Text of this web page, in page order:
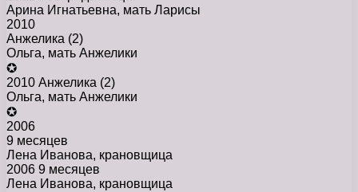
Арина Игнатьевна, мать Ларисы
2010
Анжелика (2)
Ольга, мать Анжелики
✪
2010 Анжелика (2)
Ольга, мать Анжелики
✪
2006
9 месяцев
Лена Иванова, крановщица
2006 9 месяцев
Лена Иванова, крановщица